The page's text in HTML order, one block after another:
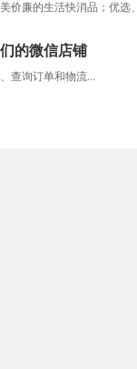
价廉的生活快消品；优选
的微信店铺
查询订单和物流...